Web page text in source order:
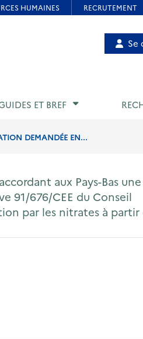
Menu Se
ET BREF
DEMANDÉE EN...
aux Pays-Bas une
91/676/CEE du Conseil
par les nitrates à partir